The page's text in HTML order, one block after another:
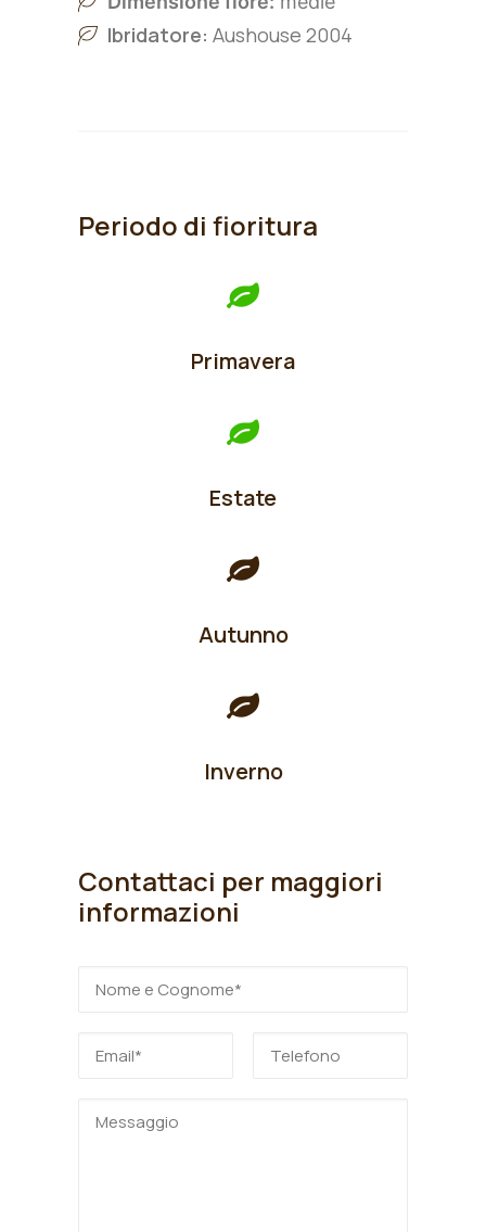
Ibridatore: Aushouse 2004
Periodo di fioritura
Primavera
Estate
Autunno
Inverno
Contattaci per maggiori
informazioni